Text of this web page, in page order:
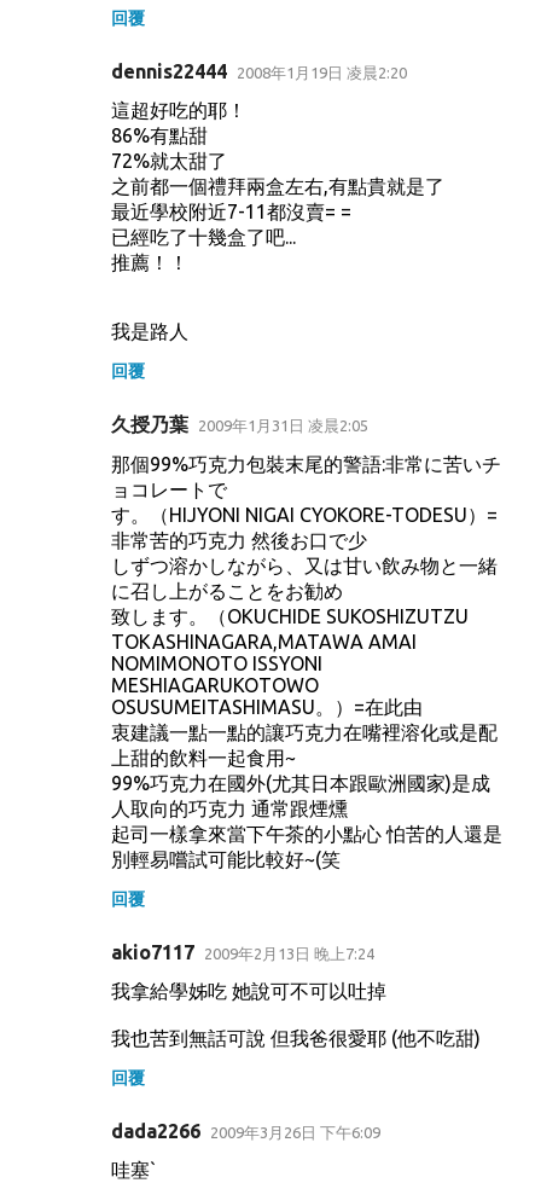
回覆
dennis22444 2008年1月19日 凌晨2:20
這超好吃的耶！
86%有點甜
72%就太甜了
之前都一個禮拜兩盒左右,有點貴就是了
最近學校附近7-11都沒賣= =
已經吃了十幾盒了吧...
推薦！！
我是路人
回覆
久授乃葉 2009年1月31日 凌晨2:05
那個99%巧克力包裝末尾的警語:非常に苦いチ
ョコレートで
す。（HIJYONI NIGAI CYOKORE-TODESU）=
非常苦的巧克力 然後お口で少
しずつ溶かしながら、又は甘い飲み物と一緒
に召し上がることをお勧め
致します。（OKUCHIDE SUKOSHIZUTZU
TOKASHINAGARA,MATAWA AMAI
NOMIMONOTO ISSYONI
MESHIAGARUKOTOWO
OSUSUMEITASHIMASU。）=在此由
衷建議一點一點的讓巧克力在嘴裡溶化或是配
上甜的飲料一起食用~
99%巧克力在國外(尤其日本跟歐洲國家)是成
人取向的巧克力 通常跟煙燻
起司一樣拿來當下午茶的小點心 怕苦的人還是
別輕易嚐試可能比較好~(笑
回覆
akio7117 2009年2月13日 晚上7:24
我拿給學姊吃 她說可不可以吐掉
我也苦到無話可說 但我爸很愛耶 (他不吃甜)
回覆
dada2266 2009年3月26日 下午6:09
哇塞`